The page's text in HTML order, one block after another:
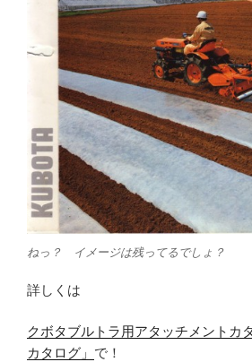
ねっ？ イメージは残ってるでしょ？
詳しくは
クボタブルトラ用アタッチメントカ
カタログ」 で！